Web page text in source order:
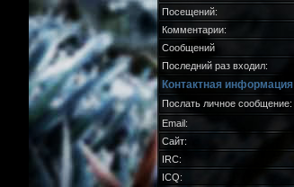
Посещений:
Комментарии:
Сообщений
Последний раз входил:
Контактная информация
Послать личное сообщение:
Email:
Сайт:
IRC:
ICQ: